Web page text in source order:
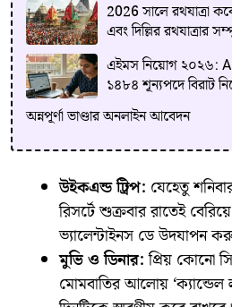
2026 সালে রথযাত্রা
এবং দিল্লির রথযাত্রার
এইমস নিয়োগ ২০২৬:
১৪৮৪ শূন্যপদে বিরাট
অন্নপূর্ণা ভাণ্ডার অনলাইন আবেদন
উইকএন্ড ট্রিপ: যেহেতু
রিসর্টে শুক্রবার রাতেই
ভ্যালেন্টাইনস ডে উদযাপন
মুভি ও ডিনার:প্রিয় কোনো
মোমবাতির আলোয় ‘ক্যান্ডেল